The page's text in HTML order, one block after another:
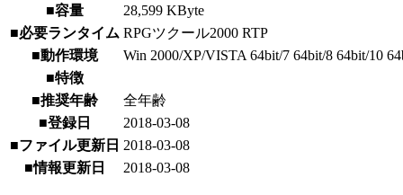
■容量
28,599 KByte
■必要ランタイム RPGツクール2000 RTP
■動作環境
Win 2000/XP/VISTA 64bit/7 64bit/8 64bit/10
■特徴
■推奨年齢
全年齢
■登録日
2018-03-08
■ファイル更新日 2018-03-08
■情報更新日
2018-03-08